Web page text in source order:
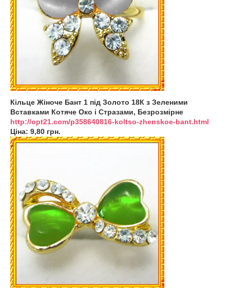
Кільце Жіноче Бант 1 під Золото 18К з Зеленими
Вставками Котяче Око і Стразами, Безрозмірне
http://opt21.com/p358640816-koltso-zhenskoe-bant.html
Ціна: 9,80 грн.